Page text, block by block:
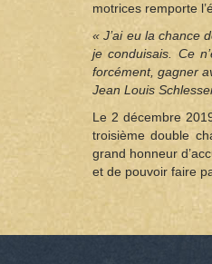
motrices remporte
« J’ai eu la chance
je conduisais. Ce
forcément, gagner
Jean Louis
Le 2 décembre
troisième double
grand honneur
et de pouvoir faire